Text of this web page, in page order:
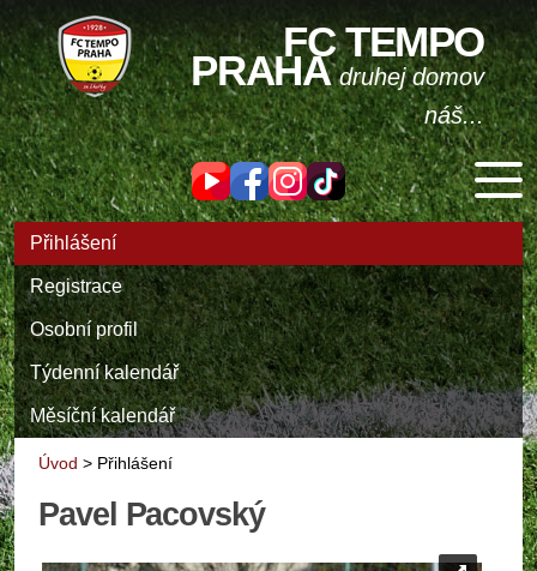
FC TEMPO
PRAHAdruhej domov
náš...
Přihlášení
Registrace
Osobní profil
Týdenní kalendář
Měsíční kalendář
Úvod > Přihlášení
Pavel Pacovský